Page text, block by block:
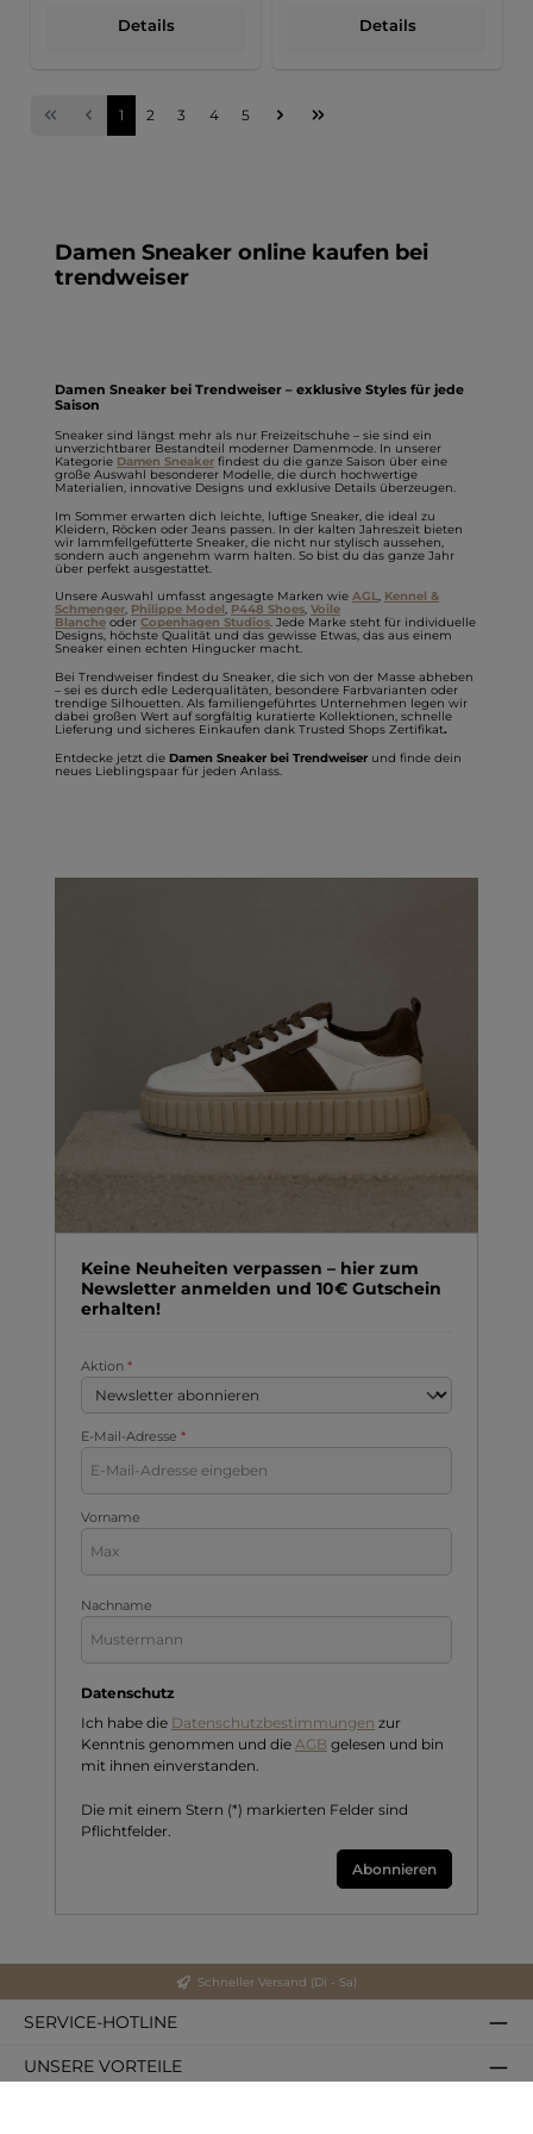
Details Details
Seite
1 Seite
2 Seite
3 Seite
4 Seite
5
Damen Sneaker online kaufen bei
trendweiser
Damen Sneaker bei Trendweiser – exklusive Styles für jede
Saison
Sneaker sind längst mehr als nur Freizeitschuhe – sie sind ein
unverzichtbarer Bestandteil moderner Damenmode. In unserer
Kategorie Damen Sneaker findest du die ganze Saison über eine
große Auswahl besonderer Modelle, die durch hochwertige
Materialien, innovative Designs und exklusive Details überzeugen.
Im Sommer erwarten dich leichte, luftige Sneaker, die ideal zu
Kleidern, Röcken oder Jeans passen. In der kalten Jahreszeit bieten
wir lammfellgefütterte Sneaker, die nicht nur stylisch aussehen,
sondern auch angenehm warm halten. So bist du das ganze Jahr
über perfekt ausgestattet.
Unsere Auswahl umfasst angesagte Marken wie AGL, Kennel &
Schmenger, Philippe Model , P448 Shoes, Voile
Blanche oder Copenhagen Studios. Jede Marke steht für individuelle
Designs, höchste Qualität und das gewisse Etwas, das aus einem
Sneaker einen echten Hingucker macht.
Bei Trendweiser findest du Sneaker, die sich von der Masse abheben
– sei es durch edle Lederqualitäten, besondere Farbvarianten oder
trendige Silhouetten. Als familiengeführtes Unternehmen legen wir
dabei großen Wert auf sorgfältig kuratierte Kollektionen, schnelle
Lieferung und sicheres Einkaufen dank Trusted Shops Zertifikat.
Entdecke jetzt die Damen Sneaker bei Trendweiser und finde dein
neues Lieblingspaar für jeden Anlass.
Keine Neuheiten verpassen – hier zum
Newsletter anmelden und 10€ Gutschein
erhalten!
Aktion *
E-Mail-Adresse *
Vorname
Nachname
Datenschutz
Ich habe die Datenschutzbestimmungen zur
Kenntnis genommen und die AGB gelesen und bin
mit ihnen einverstanden.
Die mit einem Stern (*) markierten Felder sind
Pflichtfelder.
Abonnieren
Schneller Versand (Di - Sa)
SERVICE-HOTLINE
UNSERE VORTEILE